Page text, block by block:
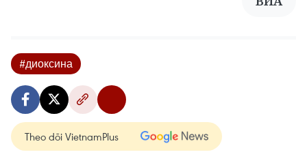
#диоксина
Theo dõi VietnamPlus